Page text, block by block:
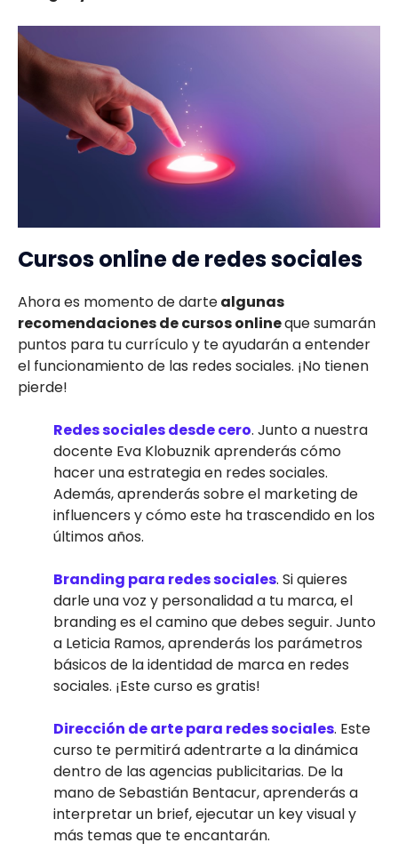
Cursos online de redes sociales
Ahora es momento de dartealgunas
recomendaciones de cursos onlineque sumarán
puntos para tu currículo y te ayudarán a entender
el funcionamiento de las redes sociales. ¡No tienen
pierde!
Redes sociales desde cero. Junto a nuestra
docente Eva Klobuznik aprenderás cómo
hacer una estrategia en redes sociales.
Además, aprenderás sobre el marketing de
influencers y cómo este ha trascendido en los
últimos años.
Branding para redes sociales. Si quieres
darle una voz y personalidad a tu marca, el
branding es el camino que debes seguir. Junto
a Leticia Ramos, aprenderás los parámetros
básicos de la identidad de marca en redes
sociales. ¡Este curso es gratis!
Dirección de arte para redes sociales. Este
curso te permitirá adentrarte a la dinámica
dentro de las agencias publicitarias. De la
mano de Sebastián Bentacur, aprenderás a
interpretar un brief, ejecutar un key visual y
más temas que te encantarán.